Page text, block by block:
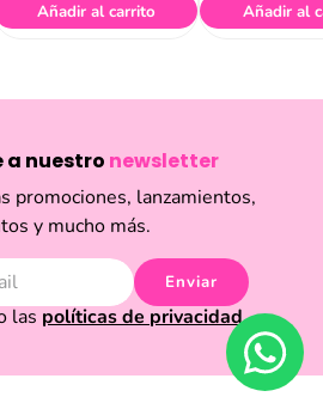
Añadir al carrito Añadir al
nuestro newsletter
promociones, lanzamientos,
y mucho más.
Enviar
las políticas de privacidad.